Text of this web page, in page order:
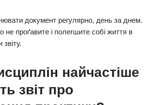
документ регулярно, день за днем.
не проґавите і полегшите собі життя в
звіту.
найчастіше
звіт про